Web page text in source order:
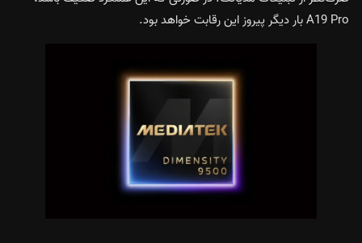
A19 Pro بار دیگر پیروز این رقابت خواهد بود.